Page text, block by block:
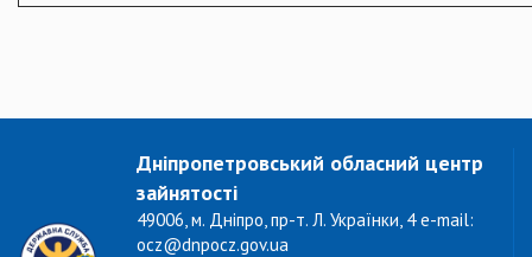
Дніпропетровський обласний центр
зайнятості
49006, м. Дніпро, пр-т. Л. Українки, 4 e-mail:
ocz@dnpocz.gov.ua